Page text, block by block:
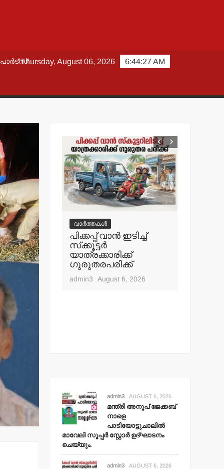
6:44:28 AM
Thursday, August 06, 2026
ജേക്കബ്
സ്റ്റോര്‍
6, 2026
വാർത്തകൾ
പിക്കപ്പ് വാന്‍ ഇടിച്ച്
സ്‌ക്കൂട്ടര്‍
യാത്രക്കാരിക്ക്
ഗുരുതരപരിക്ക്
admin3 August 6, 2026
admin3 AUGUST 6, 2026
മന്ത്രി അനൂപ് ജേക്കബ്
നാളെ
പാടിയോട്ടുചാലില്‍
മാവേലി സൂപ്പര്‍ സ്റ്റോര്‍ ഉദ്ഘാടനം
ചെയ്യും.
admin3 AUGUST 6, 2026